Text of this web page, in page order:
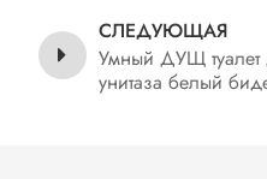
СЛЕДУЮЩАЯ
Умный ДУЩ
унитаза белый